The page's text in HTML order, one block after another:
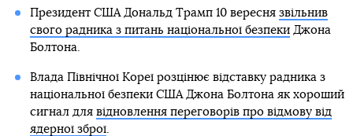
Президент США Дональд Трамп 10 вересня звільнив
свого радника з питань національної безпекиДжона
Болтона.
Влада Північної Кореї розцінює відставку радника з
національної безпеки США Джона Болтона як хороший
сигнал для відновлення переговорів про відмову від
ядерної зброї.